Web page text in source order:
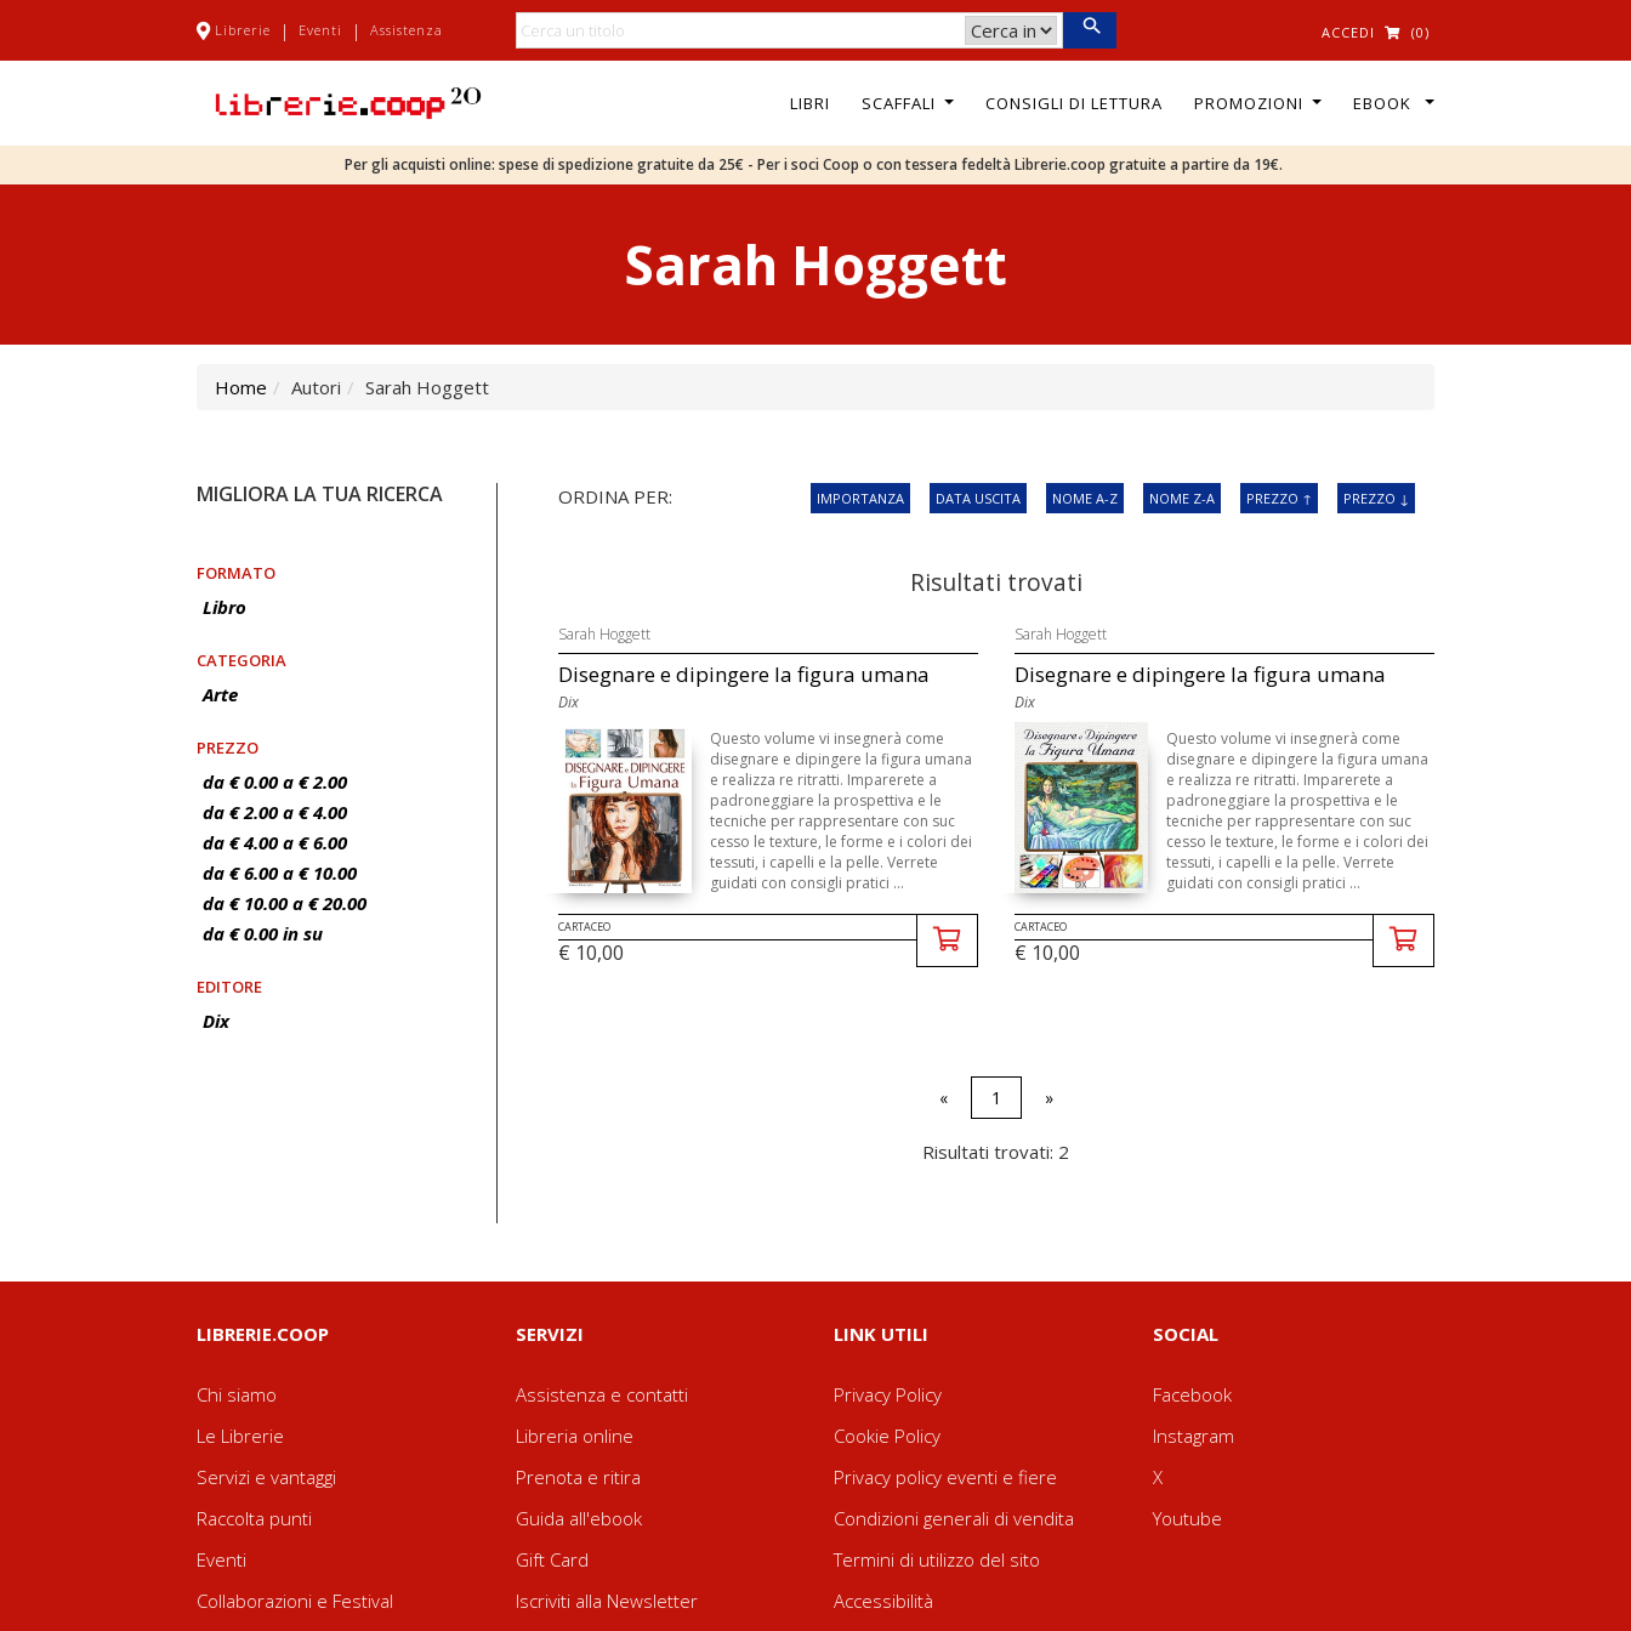
Librerie | Eventi | Assistenza ACCEDI (0)
LIBRI SCAFFALI CONSIGLI DI LETTURA PROMOZIONI EBOOK
Per gli acquisti online: spese di spedizione gratuite da 25€ - Per i soci Coop o con tessera fedeltà Librerie.coop gratuite a partire da 19€.
Sarah Hoggett
Home Autori Sarah Hoggett
MIGLIORA LA TUA RICERCA
FORMATO
Libro
CATEGORIA
Arte
PREZZO
da € 0.00 a € 2.00
da € 2.00 a € 4.00
da € 4.00 a € 6.00
da € 6.00 a € 10.00
da € 10.00 a € 20.00
da € 0.00 in su
EDITORE
Dix
ORDINA PER: IMPORTANZA DATA USCITA NOME A-Z NOME Z-A PREZZO ↑ PREZZO ↓
Risultati trovati
Sarah Hoggett
Disegnare e dipingere la figura umana
Dix
Questo volume vi insegnerà come
disegnare e dipingere la figura umana
e realizza re ritratti. Imparerete a
padroneggiare la prospettiva e le
tecniche per rappresentare con suc
cesso le texture, le forme e i colori dei
tessuti, i capelli e la pelle. Verrete
guidati con consigli pratici ...
CARTACEO
€ 10,00
Sarah Hoggett
Disegnare e dipingere la figura umana
Dix
Questo volume vi insegnerà come
disegnare e dipingere la figura umana
e realizza re ritratti. Imparerete a
padroneggiare la prospettiva e le
tecniche per rappresentare con suc
cesso le texture, le forme e i colori dei
tessuti, i capelli e la pelle. Verrete
guidati con consigli pratici ...
CARTACEO
€ 10,00
« 1 »
Risultati trovati: 2
LIBRERIE.COOP
Chi siamo
Le Librerie
Servizi e vantaggi
Raccolta punti
Eventi
Collaborazioni e Festival
SERVIZI
Assistenza e contatti
Libreria online
Prenota e ritira
Guida all'ebook
Gift Card
Iscriviti alla Newsletter
LINK UTILI
Privacy Policy
Cookie Policy
Privacy policy eventi e fiere
Condizioni generali di vendita
Termini di utilizzo del sito
Accessibilità
SOCIAL
Facebook
Instagram
X
Youtube